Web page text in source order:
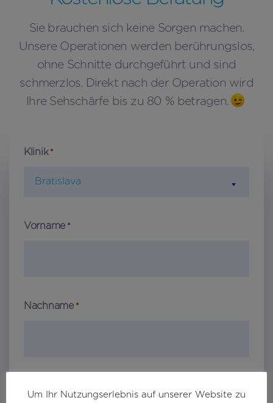
Sie brauchen sich keine Sorgen machen.
Unsere Operationen werden berührungslos,
ohne Schnitte durchgeführt und sind
schmerzlos. Direkt nach der Operation wird
Ihre Sehschärfe bis zu 80 % betragen.
Klinik *
Bratislava
Vorname *
Nachname *
Um Ihr Nutzungserlebnis auf unserer Website zu